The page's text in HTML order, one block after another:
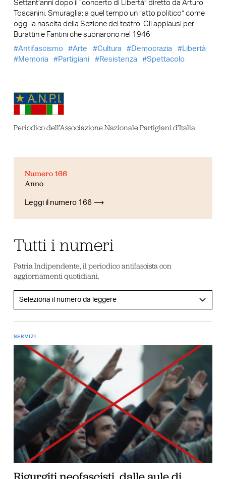
Settant’anni dopo il “concerto di Libertà” diretto da Arturo
Toscanini. Smuraglia: a quel tempo un “atto politico” come
oggi la nascita della Sezione del teatro. Gli applausi per
Burattin e Fantini che suonarono nel 1946
Antifascismo
Arte Cultura Democrazia
Libertà
Memoria
Partigiani Resistenza Spettacolo
Periodico dell’Associazione Nazionale Partigiani d’Italia
Numero 166
Anno
Leggi il numero 166
Tutti i numeri
Patria Indipendente, il periodico antifascista con
aggiornamenti quotidiani.
SERVIZI